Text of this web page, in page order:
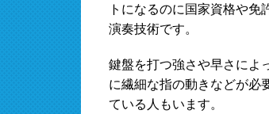
トになるのに国家資格や
演奏技術です。
鍵盤を打つ強さや早さによ
に繊細な指の動きなどが必
ている人もいます。